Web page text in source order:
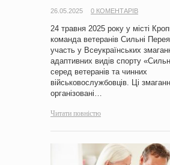
26.05.2025 0 КОМЕНТАРІВ
24 травня 2025 року у місті
команда ветеранів Сильні
участь у Всеукраїнських
адаптивних видів спорту
серед ветеранів та чинних
військовослужбовців. Ці
організовані…
Читати повністю